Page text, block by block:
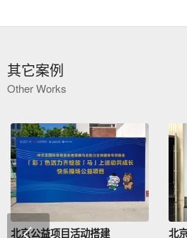
其它案例
Other Works
北京公益项目活动搭建 北